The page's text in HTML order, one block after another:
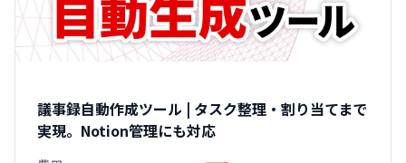
議事録自動作成ツール | タスク整理・割り当てまで
実現。Notion管理にも対応